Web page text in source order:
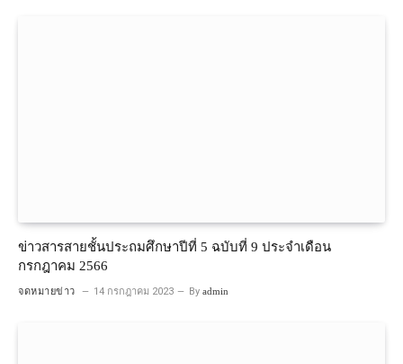
ข่าวสารสายชั้นประถมศึกษาปีที่ 5 ฉบับที่ 9 ประจำเดือน
กรกฎาคม 2566
จดหมายข่าว 14 กรกฎาคม 2023 By admin